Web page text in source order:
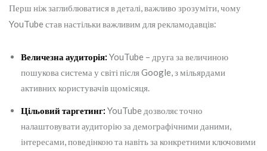
Перш ніж заглиблюватися в деталі, важливо зрозуміти, чому
YouTube став настільки важливим для рекламодавців:
Величезна аудиторія: YouTube – друга за величиною
пошукова система у світі після Google, з мільярдами
активних користувачів щомісяця.
Цільовий таргетинг: YouTube дозволяє точно
налаштовувати аудиторію за демографічними даними,
інтересами, поведінкою та навіть за конкретними ключовими